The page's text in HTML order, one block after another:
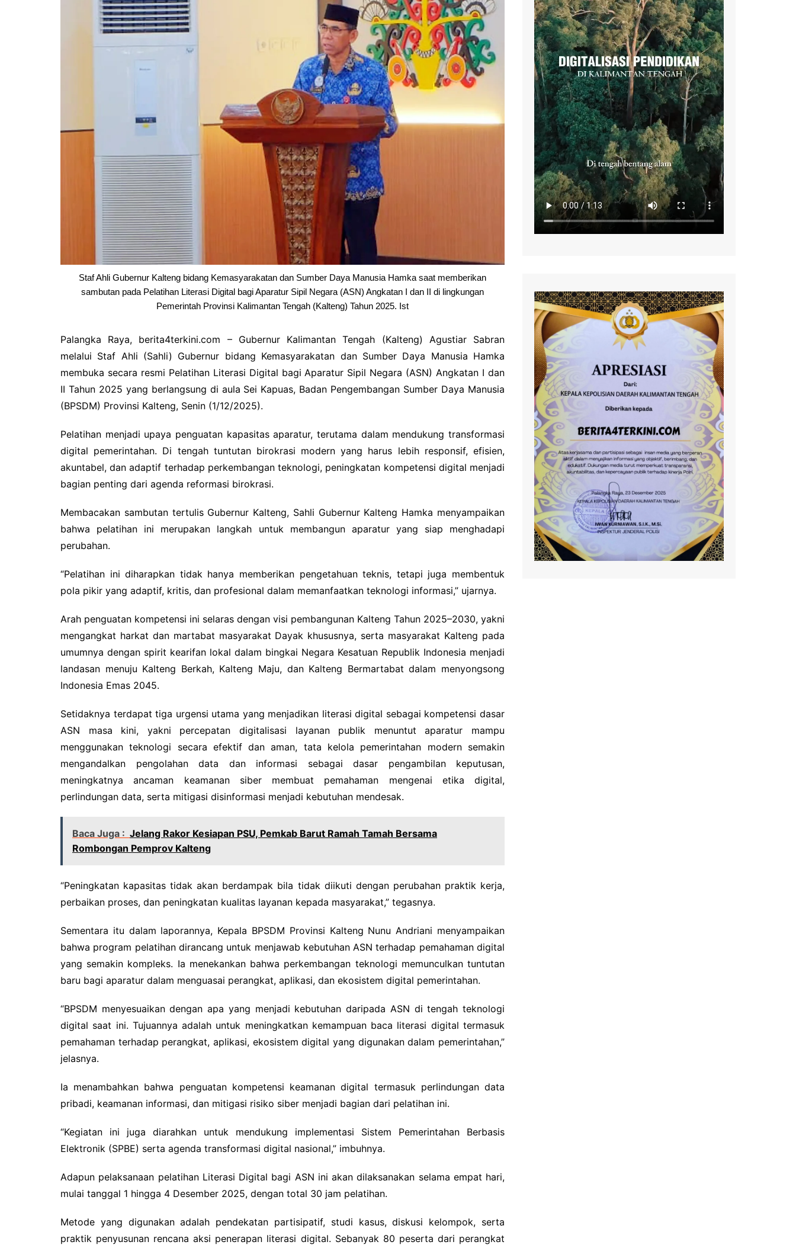
Pemkab Kapuas
Pemkab Pulpis
Pemkab Katingan
Pemkab Kobar
Pemkab Seruyan
DPRD Kapuas
DPRD Katingan
DPRD Kobar
DPRD Pulang Pisau
DPRD Seruyan
Staf Ahli Gubernur Kalteng bidang Kemasyarakatan dan Sumber Daya Manusia Hamka saat memberikan
sambutan pada Pelatihan Literasi Digital bagi Aparatur Sipil Negara (ASN) Angkatan I dan II di lingkungan
Pemerintah Provinsi Kalimantan Tengah (Kalteng) Tahun 2025. Ist
Palangka Raya, berita4terkini.com – Gubernur Kalimantan Tengah (Kalteng) Agustiar Sabran
melalui Staf Ahli (Sahli) Gubernur bidang Kemasyarakatan dan Sumber Daya Manusia Hamka
membuka secara resmi Pelatihan Literasi Digital bagi Aparatur Sipil Negara (ASN) Angkatan I dan
II Tahun 2025 yang berlangsung di aula Sei Kapuas, Badan Pengembangan Sumber Daya Manusia
(BPSDM) Provinsi Kalteng, Senin (1/12/2025).
Pelatihan menjadi upaya penguatan kapasitas aparatur, terutama dalam mendukung transformasi
digital pemerintahan. Di tengah tuntutan birokrasi modern yang harus lebih responsif, efisien,
akuntabel, dan adaptif terhadap perkembangan teknologi, peningkatan kompetensi digital menjadi
bagian penting dari agenda reformasi birokrasi.
Membacakan sambutan tertulis Gubernur Kalteng, Sahli Gubernur Kalteng Hamka menyampaikan
bahwa pelatihan ini merupakan langkah untuk membangun aparatur yang siap menghadapi
perubahan.
“Pelatihan ini diharapkan tidak hanya memberikan pengetahuan teknis, tetapi juga membentuk
pola pikir yang adaptif, kritis, dan profesional dalam memanfaatkan teknologi informasi,” ujarnya.
Arah penguatan kompetensi ini selaras dengan visi pembangunan Kalteng Tahun 2025–2030, yakni
mengangkat harkat dan martabat masyarakat Dayak khususnya, serta masyarakat Kalteng pada
umumnya dengan spirit kearifan lokal dalam bingkai Negara Kesatuan Republik Indonesia menjadi
landasan menuju Kalteng Berkah, Kalteng Maju, dan Kalteng Bermartabat dalam menyongsong
Indonesia Emas 2045.
Setidaknya terdapat tiga urgensi utama yang menjadikan literasi digital sebagai kompetensi dasar
ASN masa kini, yakni percepatan digitalisasi layanan publik menuntut aparatur mampu
menggunakan teknologi secara efektif dan aman, tata kelola pemerintahan modern semakin
mengandalkan pengolahan data dan informasi sebagai dasar pengambilan keputusan,
meningkatnya ancaman keamanan siber membuat pemahaman mengenai etika digital,
perlindungan data, serta mitigasi disinformasi menjadi kebutuhan mendesak.
Baca Juga : Jelang Rakor Kesiapan PSU, Pemkab Barut Ramah Tamah Bersama
Rombongan Pemprov Kalteng
“Peningkatan kapasitas tidak akan berdampak bila tidak diikuti dengan perubahan praktik kerja,
perbaikan proses, dan peningkatan kualitas layanan kepada masyarakat,” tegasnya.
Sementara itu dalam laporannya, Kepala BPSDM Provinsi Kalteng Nunu Andriani menyampaikan
bahwa program pelatihan dirancang untuk menjawab kebutuhan ASN terhadap pemahaman digital
yang semakin kompleks. Ia menekankan bahwa perkembangan teknologi memunculkan tuntutan
baru bagi aparatur dalam menguasai perangkat, aplikasi, dan ekosistem digital pemerintahan.
“BPSDM menyesuaikan dengan apa yang menjadi kebutuhan daripada ASN di tengah teknologi
digital saat ini. Tujuannya adalah untuk meningkatkan kemampuan baca literasi digital termasuk
pemahaman terhadap perangkat, aplikasi, ekosistem digital yang digunakan dalam pemerintahan,”
jelasnya.
Ia menambahkan bahwa penguatan kompetensi keamanan digital termasuk perlindungan data
pribadi, keamanan informasi, dan mitigasi risiko siber menjadi bagian dari pelatihan ini.
“Kegiatan ini juga diarahkan untuk mendukung implementasi Sistem Pemerintahan Berbasis
Elektronik (SPBE) serta agenda transformasi digital nasional,” imbuhnya.
Adapun pelaksanaan pelatihan Literasi Digital bagi ASN ini akan dilaksanakan selama empat hari,
mulai tanggal 1 hingga 4 Desember 2025, dengan total 30 jam pelatihan.
Metode yang digunakan adalah pendekatan partisipatif, studi kasus, diskusi kelompok, serta
praktik penyusunan rencana aksi penerapan literasi digital. Sebanyak 80 peserta dari perangkat